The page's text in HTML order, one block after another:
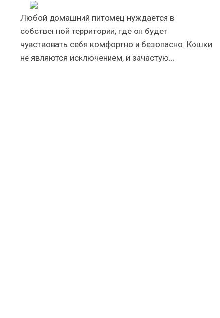
Любой домашний питомец нуждается в
собственной территории, где он будет
чувствовать себя комфортно и безопасно. Кошки
не являются исключением, и зачастую…